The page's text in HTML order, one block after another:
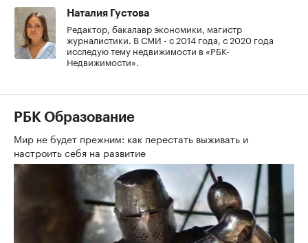
Наталия Густова
Редактор, бакалавр экономики, магистр
журналистики. В СМИ - с 2014 года, с 2020 года
исследую тему недвижимости в «РБК-
Недвижимости».
РБК Образование
Мир не будет прежним: как перестать выживать и
настроить себя на развитие